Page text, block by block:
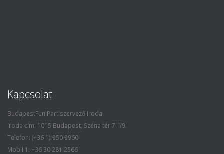
Kapcsolat
BudapestFun Partiszervező Iroda
Iroda cím: 1015 Budapest, Széna tér 7. I/9.
Telefon: (+36 1) 950 9960
Mobil 1: +36 30 281 2566